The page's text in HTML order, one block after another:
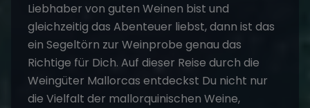
Liebhaber von guten Weinen bist und
gleichzeitig das Abenteuer liebst, dann ist das
ein Segeltörn zur Weinprobe genau das
Richtige für Dich. Auf dieser Reise durch die
Weingüter Mallorcas entdeckst Du nicht nur
die Vielfalt der mallorquinischen Weine,